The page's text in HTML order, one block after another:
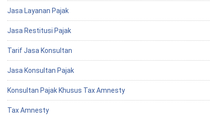
Jasa Layanan Pajak
Jasa Restitusi Pajak
Tarif Jasa Konsultan
Jasa Konsultan Pajak
Konsultan Pajak Khusus Tax Amnesty
Tax Amnesty